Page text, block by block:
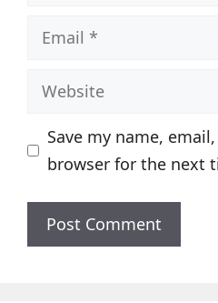
Email
Website
Save my name,
browser for the next